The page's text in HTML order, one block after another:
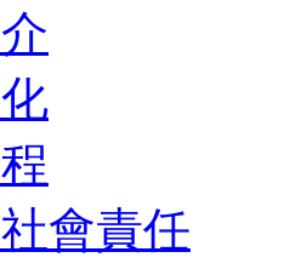
會責任